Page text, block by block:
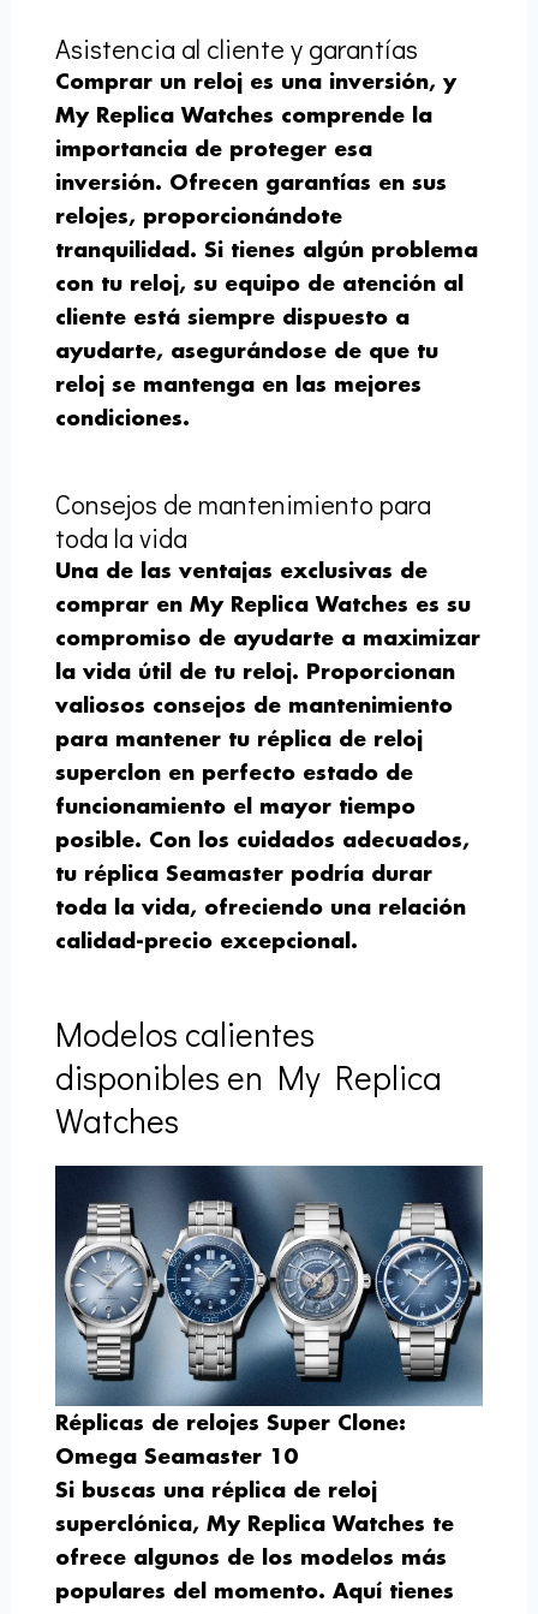
Asistencia al cliente y garantías
Comprar un reloj es una inversión, y
My Replica Watches comprende la
importancia de proteger esa
inversión. Ofrecen garantías en sus
relojes, proporcionándote
tranquilidad. Si tienes algún problema
con tu reloj, su equipo de atención al
cliente está siempre dispuesto a
ayudarte, asegurándose de que tu
reloj se mantenga en las mejores
condiciones.
Consejos de mantenimiento para
toda la vida
Una de las ventajas exclusivas de
comprar en My Replica Watches es su
compromiso de ayudarte a maximizar
la vida útil de tu reloj. Proporcionan
valiosos consejos de mantenimiento
para mantener tu réplica de reloj
superclon en perfecto estado de
funcionamiento el mayor tiempo
posible. Con los cuidados adecuados,
tu réplica Seamaster podría durar
toda la vida, ofreciendo una relación
calidad-precio excepcional.
Modelos calientes
disponibles en My Replica
Watches
Réplicas de relojes Super Clone:
Omega Seamaster 10
Si buscas una réplica de reloj
superclónica, My Replica Watches te
ofrece algunos de los modelos más
populares del momento. Aquí tienes